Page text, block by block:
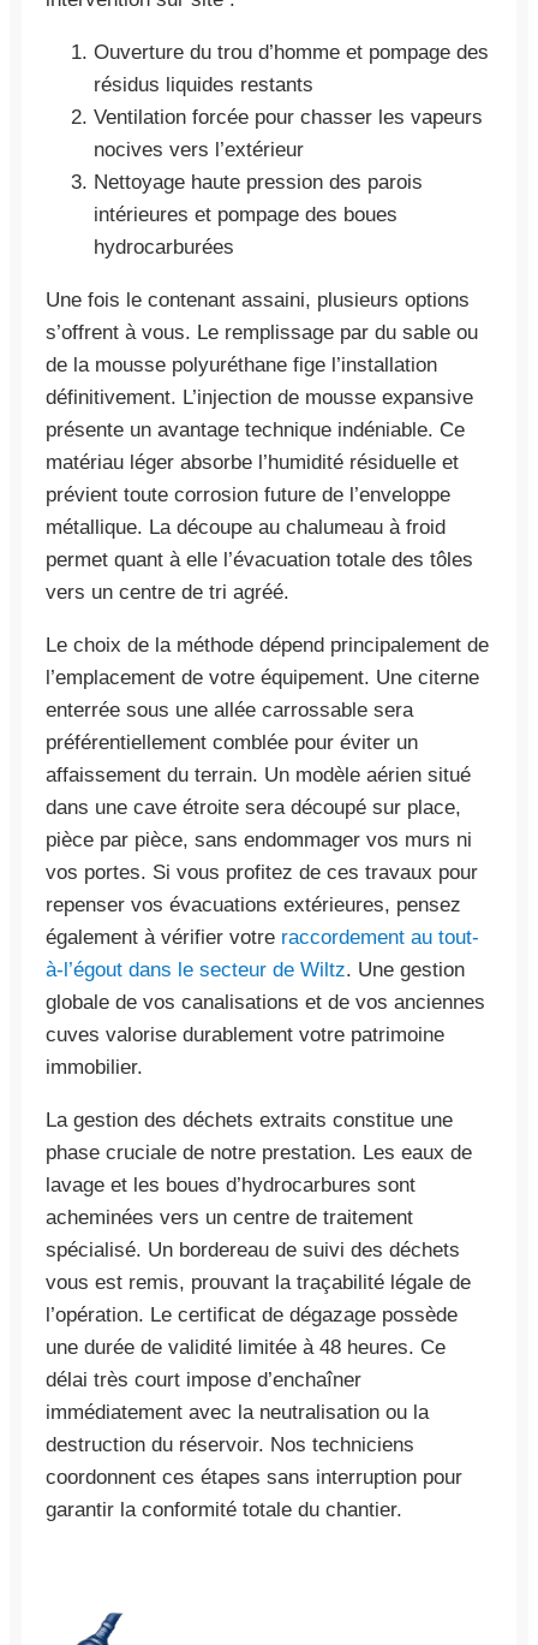
Ouverture du trou d’homme et pompage des
résidus liquides restants
Ventilation forcée pour chasser les vapeurs
nocives vers l’extérieur
Nettoyage haute pression des parois
intérieures et pompage des boues
hydrocarburées
Une fois le contenant assaini, plusieurs options
s’offrent à vous. Le remplissage par du sable ou
de la mousse polyuréthane fige l’installation
définitivement. L’injection de mousse expansive
présente un avantage technique indéniable. Ce
matériau léger absorbe l’humidité résiduelle et
prévient toute corrosion future de l’enveloppe
métallique. La découpe au chalumeau à froid
permet quant à elle l’évacuation totale des tôles
vers un centre de tri agréé.
Le choix de la méthode dépend principalement de
l’emplacement de votre équipement. Une citerne
enterrée sous une allée carrossable sera
préférentiellement comblée pour éviter un
affaissement du terrain. Un modèle aérien situé
dans une cave étroite sera découpé sur place,
pièce par pièce, sans endommager vos murs ni
vos portes. Si vous profitez de ces travaux pour
repenser vos évacuations extérieures, pensez
également à vérifier votre raccordement au tout-
à-l’égout dans le secteur de Wiltz. Une gestion
globale de vos canalisations et de vos anciennes
cuves valorise durablement votre patrimoine
immobilier.
La gestion des déchets extraits constitue une
phase cruciale de notre prestation. Les eaux de
lavage et les boues d’hydrocarbures sont
acheminées vers un centre de traitement
spécialisé. Un bordereau de suivi des déchets
vous est remis, prouvant la traçabilité légale de
l’opération. Le certificat de dégazage possède
une durée de validité limitée à 48 heures. Ce
délai très court impose d’enchaîner
immédiatement avec la neutralisation ou la
destruction du réservoir. Nos techniciens
coordonnent ces étapes sans interruption pour
garantir la conformité totale du chantier.